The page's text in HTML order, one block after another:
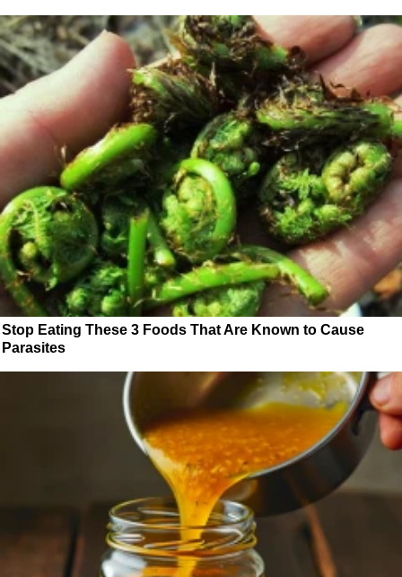
Stop Eating These 3 Foods That Are Known to Cause
Parasites